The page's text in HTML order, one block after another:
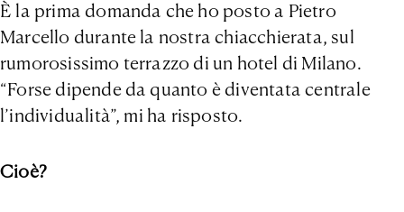
È la prima domanda che ho posto a Pietro
Marcello durante la nostra chiacchierata, sul
rumorosissimo terrazzo di un hotel di Milano.
“Forse dipende da quanto è diventata centrale
l’individualità”, mi ha risposto.
Cioè?